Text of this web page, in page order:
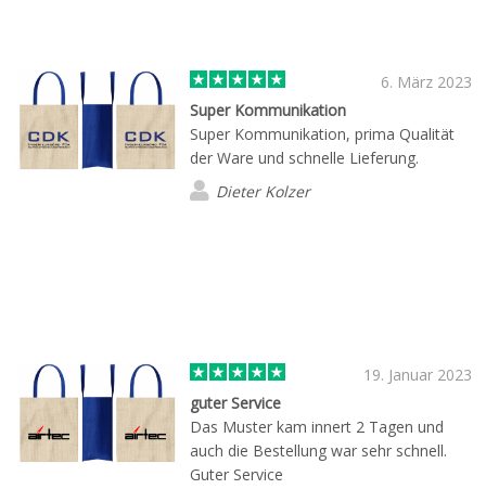
6. März 2023
Super Kommunikation
Super Kommunikation, prima Qualität
der Ware und schnelle Lieferung.
Dieter Kolzer
19. Januar 2023
guter Service
Das Muster kam innert 2 Tagen und
auch die Bestellung war sehr schnell.
Guter Service